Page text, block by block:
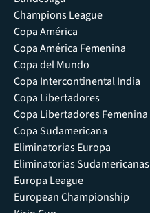
Champions League
Copa América
Copa América Femenina
Copa del Mundo
Copa Intercontinental India
Copa Libertadores
Copa Libertadores Femenina
Copa Sudamericana
Eliminatorias Europa
Eliminatorias Sudamericanas
Europa League
European Championship